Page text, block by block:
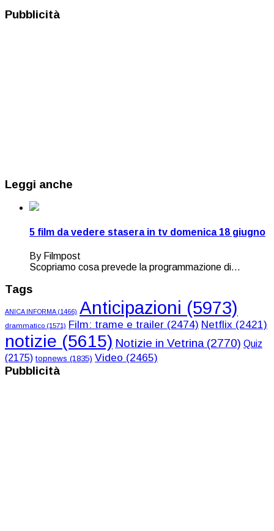
Pubblicità
Leggi anche
5 film da vedere stasera in tv domenica 18 giugno
By Filmpost
Scopriamo cosa prevede la programmazione di...
Tags
ANICA INFORMA(1466) Anticipazioni (5973)
drammatico (1571) Film: trame e trailer (2474) Netflix (2421)
notizie (5615) Notizie in Vetrina(2770) Quiz
(2175) topnews (1835) Video (2465)
Pubblicità